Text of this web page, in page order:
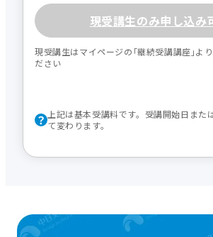
現受講生のみ申し込み
現受講生はマイページの｢継続受講講座｣よ
ださい
上記は基本受講料です。受講開始日また
て変わります。